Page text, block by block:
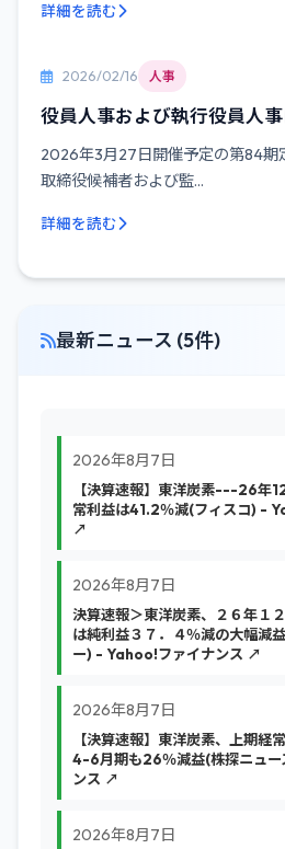
詳細を読む
2026/02/16 人事
役員人事および執行役員人
2026年3月27日開催予定の第84期
取締役候補者および監...
詳細を読む
最新ニュース (5件)
2026年8月7日
【決算速報】東洋炭素---26年
常利益は41.2％減(フィスコ) -
↗
2026年8月7日
決算速報＞東洋炭素、２６年１
は純利益３７．４％減の大幅減
ー) - Yahoo!ファイナンス ↗
2026年8月7日
【決算速報】東洋炭素、上期経
4-6月期も26％減益(株探ニュ
ンス ↗
2026年8月7日